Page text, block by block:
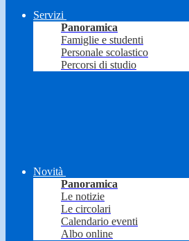
Servizi
Panoramica
Famiglie e studenti
Personale scolastico
Percorsi di studio
Novità
Panoramica
Le notizie
Le circolari
Calendario eventi
Albo online